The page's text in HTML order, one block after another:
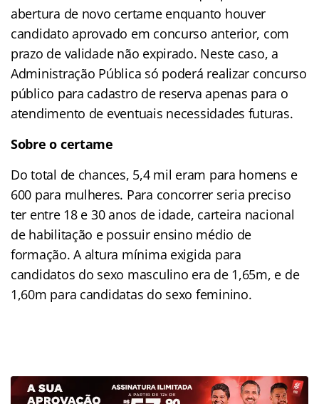
abertura de novo certame enquanto houver
candidato aprovado em concurso anterior, com
prazo de validade não expirado. Neste caso, a
Administração Pública só poderá realizar concurso
público para cadastro de reserva apenas para o
atendimento de eventuais necessidades futuras.
Sobre o certame
Do total de chances, 5,4 mil eram para homens e
600 para mulheres. Para concorrer seria preciso
ter entre 18 e 30 anos de idade, carteira nacional
de habilitação e possuir ensino médio de
formação. A altura mínima exigida para
candidatos do sexo masculino era de 1,65m, e de
1,60m para candidatas do sexo feminino.